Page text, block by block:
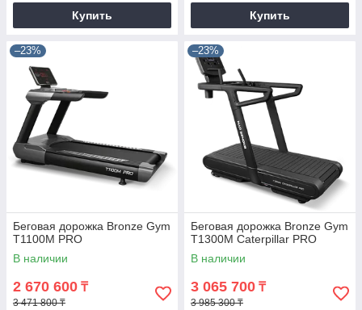
Купить Купить
–23%
Беговая дорожка Bronze Gym
T1100M PRO
В наличии
2 670 600 ₸
3 471 800 ₸
–23%
Беговая дорожка Bronze Gym
T1300M Caterpillar PRO
В наличии
3 065 700 ₸
3 985 300 ₸